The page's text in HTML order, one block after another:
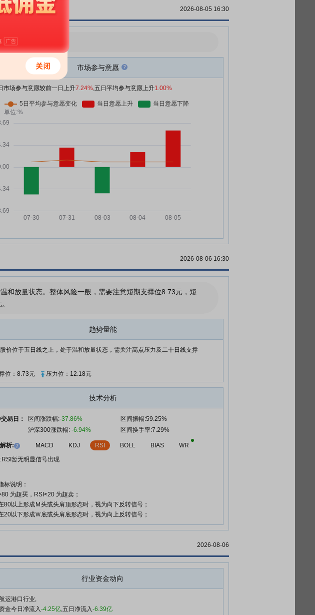
告
展股份有限
展股份有限
质增效重回
估报告
展股份有限
展船舶融资
并提供担保
展股份有限
监会上市公
股份有限
绩预增公告
年股票期
展股份有限
(福州)律师
展股份有限
时股东会的
股份有限
期权与限制
上市的公告
特定对象发
通知书(海通
展股份有限
时股东会会
期权与限制
2026-08-05 16:30
参与意愿有所增强
市场参与意愿
市场参与意愿较前一日上升7.24%,五日平均参与意愿上升1.00%
2026-08-06 16:30
和放量状态。整体风险一般，需要注意短期支撑位8.73元，短
趋势量能
价位于五日线之上，处于温和放量状态，需关注高点压力及二十日线支撑
位：8.73元 压力位：12.18元
技术分析
易日： 区间涨跌幅:-37.86%
区间振幅:59.25%
沪深300涨跌幅: -6.94% 区间换手率:7.29%
析: MACD KDJ RSI BOLL BIAS
WR
暂无明显信号出现
标说明：
为超买，RSI<20 为超卖；
80以上形成Ｍ头或头肩顶形态时，视为向下反转信号；
20以下形成Ｗ底或头肩底形态时，视为向上反转信号；
2026-08-06
行业资金动向
运港口行业,
金今日净流入-4.25亿,五日净流入-6.39亿